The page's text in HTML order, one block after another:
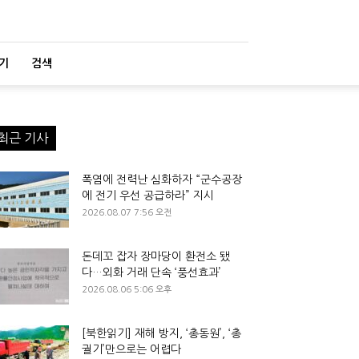
검색
근 기사
폭염에 전력난 심화하자 “군수공장
에 전기 우선 공급하라” 지시
2026.08.07 7:56 오전
돈데꼬 잡자 장마당이 환전소 됐
다…외화 거래 단속 ‘풍선효과’
2026.08.06 5:06 오후
[북한읽기] 재해 방지, ‘총동원’, ‘총
궐기’만으로는 어렵다